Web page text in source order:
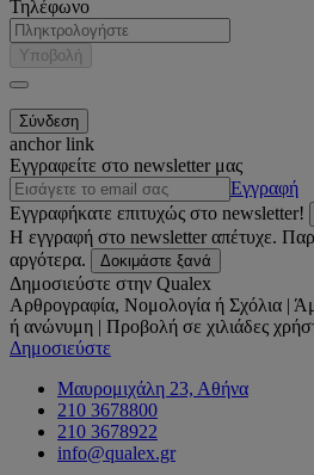
Τηλέφωνο
Υποβολή
anchor link
Εγγραφείτε στο newsletter μας
Εγγραφή
Εγγραφήκατε επιτυχώς στο newsletter!
Η εγγραφή στο newsletter απέτυχε.
αργότερα.
Δοκιμάστε ξανά
Δημοσιεύστε στην Qualex
Αρθρογραφία, Νομολογία ή Σχόλια |
ή ανώνυμη | Προβολή σε χιλιάδες
Δημοσιεύστε
Μαυρομιχάλη 23, Αθήνα
210 3678800
210 3678922
info@qualex.gr